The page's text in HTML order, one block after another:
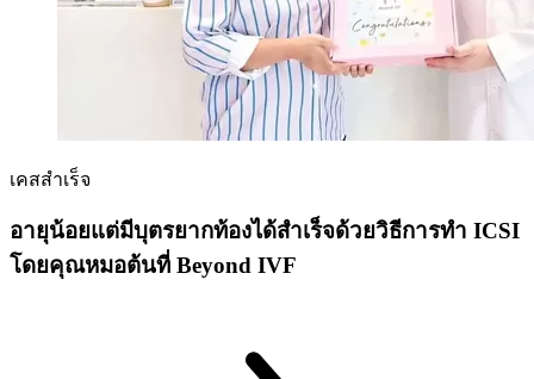
เคสสำเร็จ
อายุน้อยแต่มีบุตรยากท้องได้สำเร็จด้วยวิธีการทำ ICSI
โดยคุณหมอต้นที่ Beyond IVF